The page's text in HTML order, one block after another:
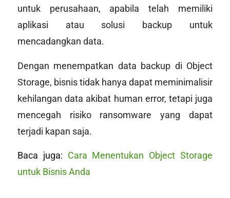
untuk perusahaan, apabila telah memiliki
aplikasi atau solusi backup untuk
mencadangkan data.
Dengan menempatkan data backup di Object
Storage, bisnis tidak hanya dapat meminimalisir
kehilangan data akibat human error, tetapi juga
mencegah risiko ransomware yang dapat
terjadi kapan saja.
Baca juga: Cara Menentukan Object Storage
untuk Bisnis Anda